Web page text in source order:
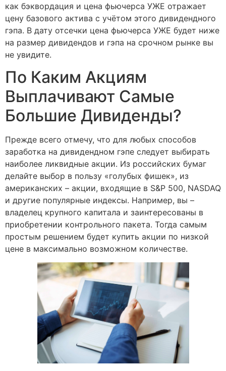
как бэквордация и цена фьючерса УЖЕ отражает
цену базового актива с учётом этого дивидендного
гэпа. В дату отсечки цена фьючерса УЖЕ будет ниже
на размер дивидендов и гэпа на срочном рынке вы
не увидите.
По Каким Акциям
Выплачивают Самые
Большие Дивиденды?
Прежде всего отмечу, что для любых способов
заработка на дивидендном гэпе следует выбирать
наиболее ликвидные акции. Из российских бумаг
делайте выбор в пользу «голубых фишек», из
американских – акции, входящие в S&P 500, NASDAQ
и другие популярные индексы. Например, вы –
владелец крупного капитала и заинтересованы в
приобретении контрольного пакета. Тогда самым
простым решением будет купить акции по низкой
цене в максимально возможном количестве.